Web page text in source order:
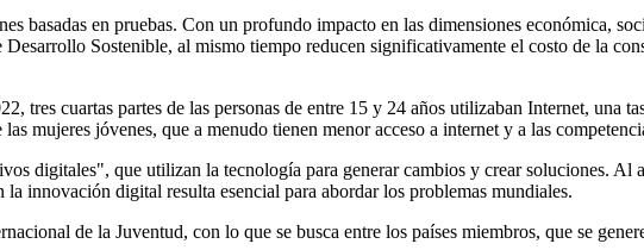
basadas en pruebas. Con un profundo impacto en las dimensiones económica,
Sostenible, al mismo tiempo reducen significativamente el costo de la
tres cuartas partes de las personas de entre 15 y 24 años utilizaban Internet, una
mujeres jóvenes, que a menudo tienen menor acceso a internet y a las
digitales", que utilizan la tecnología para generar cambios y crear soluciones. Al
innovación digital resulta esencial para abordar los problemas mundiales.
de la Juventud, con lo que se busca entre los países miembros, que se